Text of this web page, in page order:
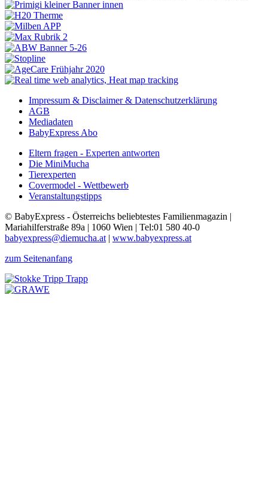
Impressum & Disclaimer & Datenschutzerklärung
AGB
Mediadaten
BabyExpress Abo
Eltern fragen - Experten antworten
Die MiniMucha
Tierexperten
Covermodel - Wettbewerb
Veranstaltungstipps
© BabyExpress - Österreichs beliebtestes Familienmagazin |
Mariahilferstraße 89a | 1060 Wien | Tel:01 580 40-0
babyexpress@diemucha.at | www.babyexpress.at
zum Seitenanfang